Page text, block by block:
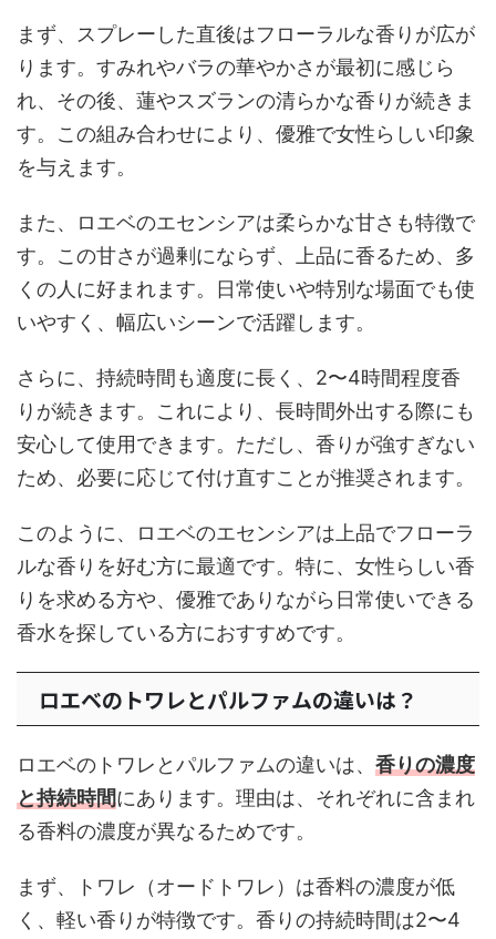
まず、スプレーした直後はフローラルな香りが広が
ります。すみれやバラの華やかさが最初に感じら
れ、その後、蓮やスズランの清らかな香りが続きま
す。この組み合わせにより、優雅で女性らしい印象
を与えます。
また、ロエベのエセンシアは柔らかな甘さも特徴で
す。この甘さが過剰にならず、上品に香るため、多
くの人に好まれます。日常使いや特別な場面でも使
いやすく、幅広いシーンで活躍します。
さらに、持続時間も適度に長く、2〜4時間程度香
りが続きます。これにより、長時間外出する際にも
安心して使用できます。ただし、香りが強すぎない
ため、必要に応じて付け直すことが推奨されます。
このように、ロエベのエセンシアは上品でフローラ
ルな香りを好む方に最適です。特に、女性らしい香
りを求める方や、優雅でありながら日常使いできる
香水を探している方におすすめです。
ロエベのトワレとパルファムの違いは？
ロエベのトワレとパルファムの違いは、 香りの濃度
と持続時間にあります。理由は、それぞれに含まれ
る香料の濃度が異なるためです。
まず、トワレ（オードトワレ）は香料の濃度が低
く、軽い香りが特徴です。香りの持続時間は2〜4